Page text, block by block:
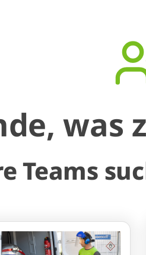
was
Teams